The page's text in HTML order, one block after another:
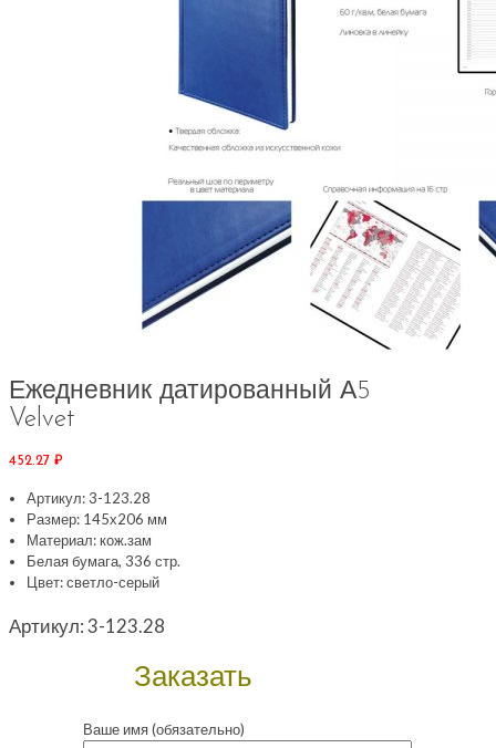
Ежедневник датированный А5
Velvet
452.27 ₽
Артикул: 3-123.28
Размер: 145х206 мм
Материал: кож.зам
Белая бумага, 336 стр.
Цвет: светло-серый
Артикул:3-123.28
Заказать
Ваше имя (обязательно)